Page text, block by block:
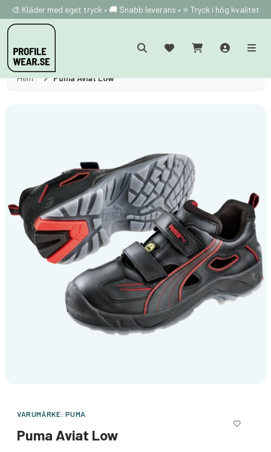
🎨 Kläder med eget tryck • 🚚 Snabb leverans • ⭐ Tryck i hög kvalitet
Hem Puma Aviat Low
VARUMÄRKE: PUMA
Puma Aviat Low